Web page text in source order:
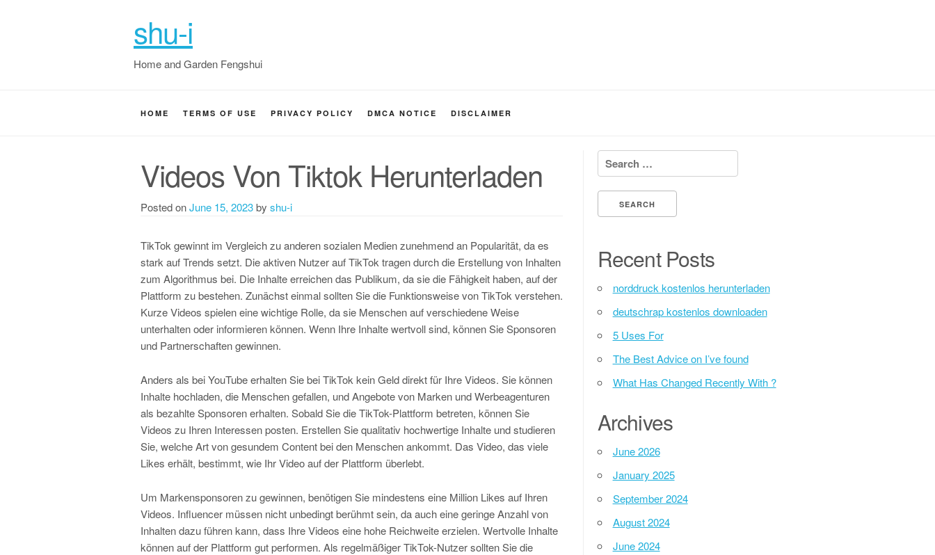
shu-i
Home and Garden Fengshui
HOME TERMS OF USE PRIVACY POLICY DMCA NOTICE DISCLAIMER
Videos Von Tiktok Herunterladen
Posted onJune 15, 2023by shu-i
TikTok gewinnt im Vergleich zu anderen sozialen Medien zunehmend an Popularität, da es
stark auf Trends setzt. Die aktiven Nutzer auf TikTok tragen durch die Erstellung von Inhalten
zum Algorithmus bei. Die Inhalte erreichen das Publikum, da sie die Fähigkeit haben, auf der
Plattform zu bestehen. Zunächst einmal sollten Sie die Funktionsweise von TikTok verstehen.
Kurze Videos spielen eine wichtige Rolle, da sie Menschen auf verschiedene Weise
unterhalten oder informieren können. Wenn Ihre Inhalte wertvoll sind, können Sie Sponsoren
und Partnerschaften gewinnen.
Anders als bei YouTube erhalten Sie bei TikTok kein Geld direkt für Ihre Videos. Sie können
Inhalte hochladen, die Menschen gefallen, und Angebote von Marken und Werbeagenturen
als bezahlte Sponsoren erhalten. Sobald Sie die TikTok-Plattform betreten, können Sie
Videos zu Ihren Interessen posten. Erstellen Sie qualitativ hochwertige Inhalte und studieren
Sie, welche Art von gesundem Content bei den Menschen ankommt. Das Video, das viele
Likes erhält, bestimmt, wie Ihr Video auf der Plattform überlebt.
Um Markensponsoren zu gewinnen, benötigen Sie mindestens eine Million Likes auf Ihren
Videos. Influencer müssen nicht unbedingt berühmt sein, da auch eine geringe Anzahl von
Inhalten dazu führen kann, dass Ihre Videos eine hohe Reichweite erzielen. Wertvolle Inhalte
können auf der Plattform gut performen. Als regelmäßiger TikTok-Nutzer sollten Sie die
Search for:
Recent Posts
norddruck kostenlos herunterladen
deutschrap kostenlos downloaden
5 Uses For
The Best Advice on I’ve found
What Has Changed Recently With ?
Archives
June 2026
January 2025
September 2024
August 2024
June 2024